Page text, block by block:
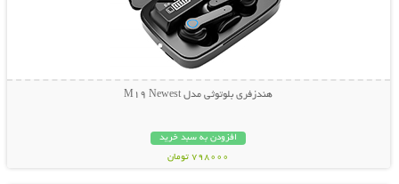
هندزفری بلوتوثی مدل M19 Newest
افزودن به سبد خرید
798000 تومان